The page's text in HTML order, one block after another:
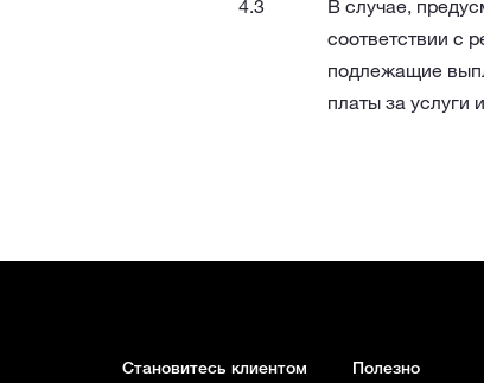
В случае,
соответствии с
подлежащие
платы за услуги
Становитесь клиентом
Полезно